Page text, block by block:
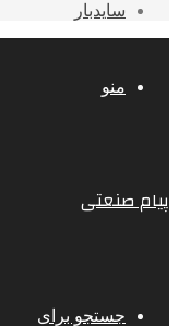
سایدبار
منو
پیام صنعتی
جستجو برای